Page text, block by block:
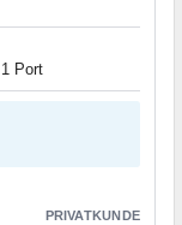
Port
PRIVATKUNDE